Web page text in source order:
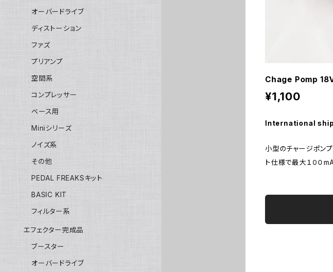
Chage Pomp 18V
¥1,100
International
小型のチャージポン
ト仕様で最大１００
オーバードライブ
ディストーション
ファズ
プリアンプ
空間系
コンプレッサー
ベース用
Miniシリーズ
ノイズ系
その他
PEDAL FREAKSキット
BASIC KIT
フィルター系
エフェクター完成品
ブースター
オーバードライブ